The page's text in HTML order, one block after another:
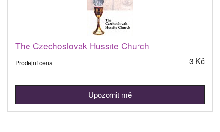
The Czechoslovak Hussite Church
Prodejní cena 3 Kč
Upozornit mě